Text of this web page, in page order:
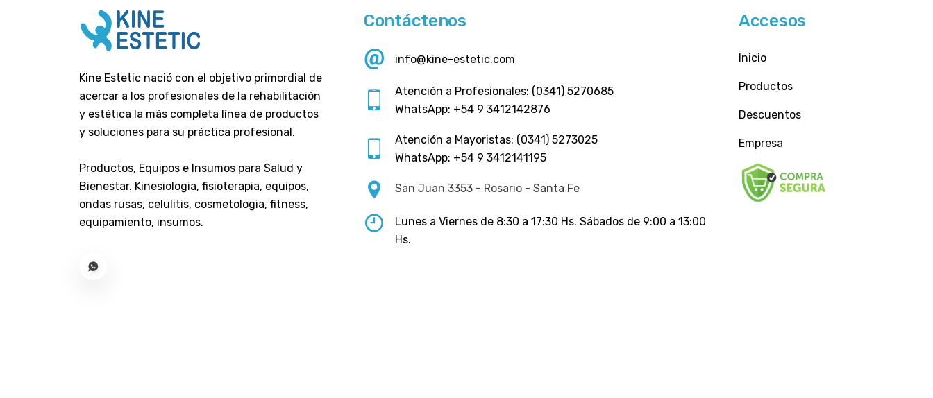
Ginecologia
Higiene Y Cuidados
Insumos Descartables
Limpieza Institucional
Maquillaje
Masajeadores
Mecanoterapia
Medias Y Mangas Terapeuticas
Medicion - Diagnostico -
Tratamiento
Kine Estetic nació con el objetivo primordial de
acercar a los profesionales de la rehabilitación
y estética la más completa línea de productos
y soluciones para su práctica profesional.
Productos, Equipos e Insumos para Salud y
Bienestar. Kinesiologia, fisioterapia, equipos,
ondas rusas, celulitis, cosmetologia, fitness,
equipamiento, insumos.
Contáctenos
info@kine-estetic.com
Atención a Profesionales: (0341) 5270685
WhatsApp: +54 9 3412142876
Atención a Mayoristas: (0341) 5273025
WhatsApp: +54 9 3412141195
San Juan 3353 - Rosario - Santa Fe
Lunes a Viernes de 8:30 a 17:30 Hs. Sábados de 9:00 a 13:00
Hs.
Accesos
Inicio
Productos
Descuentos
Empresa